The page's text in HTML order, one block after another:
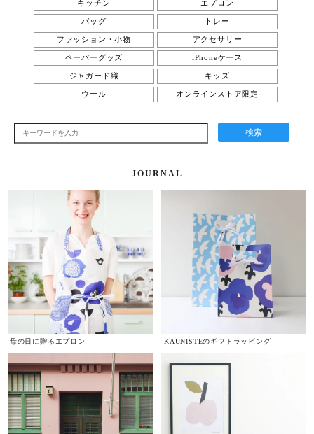
キッチン エプロン
バッグ トレー
ファッション・小物 アクセサリー
ペーパーグッズ iPhoneケース
ジャガード織 キッズ
ウール オンラインストア限定
検索
JOURNAL
母の日に贈るエプロン KAUNISTEのギフトラッピング